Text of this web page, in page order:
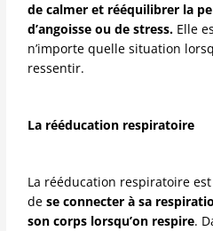
de calmer et rééquilibrer la
d’angoisse ou de stress. Elle
n’importe quelle situation
ressentir.
La rééducation respiratoire
La rééducation respiratoire
dese connecter à sa
son corps lorsqu’on respire.